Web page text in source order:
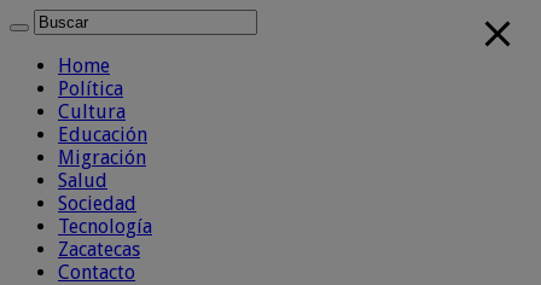
Home
Política
Cultura
Educación
Migración
Salud
Sociedad
Tecnología
Zacatecas
Contacto